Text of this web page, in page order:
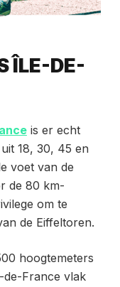
ÎLE-DE-
is er echt
18, 30, 45 en
voet van de
de 80 km-
om te
de Eiffeltoren.
hoogtemeters
de-France vlak